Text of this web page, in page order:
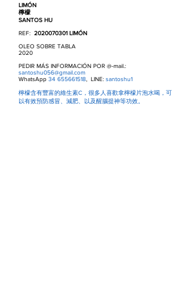
LIMÓN
檸檬
SANTOS HU
REF: 2020070301 LIMÓN
OLEO SOBRE TABLA
2020
PEDIR MÁS INFORMACIÓN POR @-mail.:
santoshu056@gmail.com
WhatsApp 34 655661518 , LINE: santoshu1
檸檬含有豐富的維生素C，很多人喜歡拿檸檬片泡水喝，可
以有效預防感冒、減肥、以及醒腦提神等功效。